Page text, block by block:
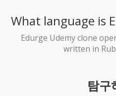
What language is
Edurge Udemy clone
written in
탐구